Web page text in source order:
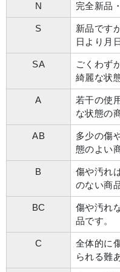
N 完全新品
S
新品です
日より月
SA
ごくわず
綺麗な状
A
若干の使
な状態の
AB
多少の傷
態のよい
B
傷や汚れ
のない商
BC
傷や汚れ
品です。
C
全体的に
られる難